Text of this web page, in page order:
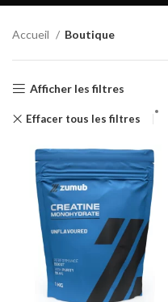
Accueil Boutique
Afficher les filtres
Effacer tous les filtres